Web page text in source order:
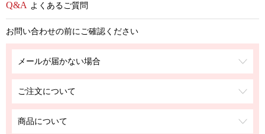
よくあるご質問
お問い合わせの前にご確認ください
メールが届かない場合
ご注文について
商品について